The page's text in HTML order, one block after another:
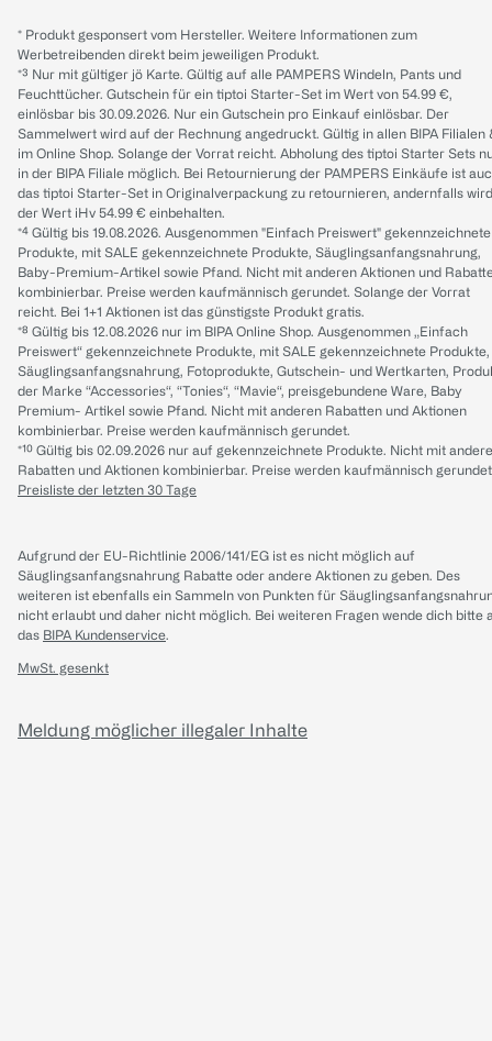
* Produkt gesponsert vom Hersteller. Weitere Informationen zum
Werbetreibenden direkt beim jeweiligen Produkt.
*³ Nur mit gültiger jö Karte. Gültig auf alle PAMPERS Windeln, Pants und
Feuchttücher. Gutschein für ein tiptoi Starter-Set im Wert von 54.99 €,
einlösbar bis 30.09.2026. Nur ein Gutschein pro Einkauf einlösbar. Der
Sammelwert wird auf der Rechnung angedruckt. Gültig in allen BIPA Filialen
im Online Shop. Solange der Vorrat reicht. Abholung des tiptoi Starter Sets
in der BIPA Filiale möglich. Bei Retournierung der PAMPERS Einkäufe ist
das tiptoi Starter-Set in Originalverpackung zu retournieren, andernfalls wird
der Wert iHv 54.99 € einbehalten.
*⁴ Gültig bis 19.08.2026. Ausgenommen "Einfach Preiswert" gekennzeichnete
Produkte, mit SALE gekennzeichnete Produkte, Säuglingsanfangsnahrung,
Baby-Premium-Artikel sowie Pfand. Nicht mit anderen Aktionen und
kombinierbar. Preise werden kaufmännisch gerundet. Solange der Vorrat
reicht. Bei 1+1 Aktionen ist das günstigste Produkt gratis.
*⁸ Gültig bis 12.08.2026 nur im BIPA Online Shop. Ausgenommen „Einfach
Preiswert“ gekennzeichnete Produkte, mit SALE gekennzeichnete Produkte,
Säuglingsanfangsnahrung, Fotoprodukte, Gutschein- und Wertkarten,
der Marke “Accessories“, “Tonies“, “Mavie“, preisgebundene Ware, Baby
Premium- Artikel sowie Pfand. Nicht mit anderen Rabatten und Aktionen
kombinierbar. Preise werden kaufmännisch gerundet.
*¹⁰ Gültig bis 02.09.2026 nur auf gekennzeichnete Produkte. Nicht mit
Rabatten und Aktionen kombinierbar. Preise werden kaufmännisch
Preisliste der letzten 30 Tage
Aufgrund der EU-Richtlinie 2006/141/EG ist es nicht möglich auf
Säuglingsanfangsnahrung Rabatte oder andere Aktionen zu geben. Des
weiteren ist ebenfalls ein Sammeln von Punkten für
nicht erlaubt und daher nicht möglich. Bei weiteren Fragen wende dich bitte
das BIPA Kundenservice.
MwSt. gesenkt
Meldung möglicher illegaler Inhalte